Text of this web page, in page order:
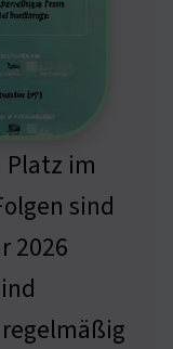
Platz im
sind
2026